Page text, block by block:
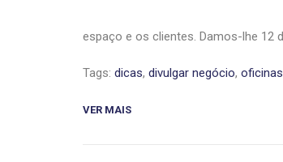
espaço e os clientes. Damos-lhe 12
Tags: dicas, divulgar negócio,
VER MAIS